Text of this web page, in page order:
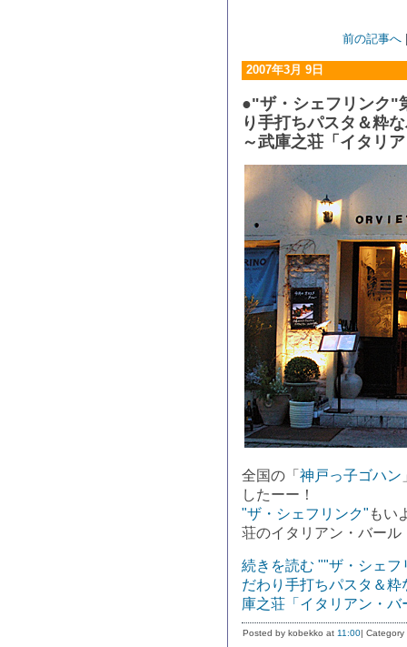
前の記事へ
2007年3月 9日
●"ザ・シェフリンク"
り手打ちパスタ＆粋
～武庫之荘「イタリ
全国の「 神戸っ子ゴハン
したーー！
"ザ・シェフリンク" もい
荘のイタリアン・バール
続きを読む ""ザ・シェ
だわり手打ちパスタ＆
庫之荘「イタリアン・
Posted by kobekko at 11:00|